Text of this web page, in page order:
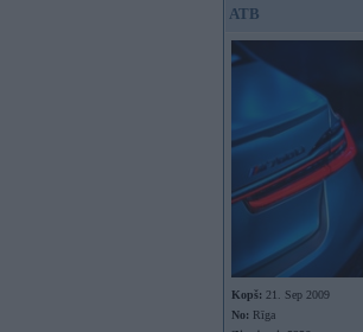
ATB
Kopš: 21. Sep 2009
No: Rīga